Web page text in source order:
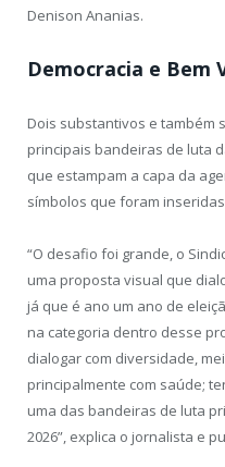
Denison Ananias.
Democracia e Bem
Dois substantivos e também
principais bandeiras de luta
que estampam a capa da
símbolos que foram
“O desafio foi grande, o
uma proposta visual que
já que é ano um ano de
na categoria dentro desse
dialogar com diversidade,
principalmente com saúde;
uma das bandeiras de luta
2026”, explica o jornalista e